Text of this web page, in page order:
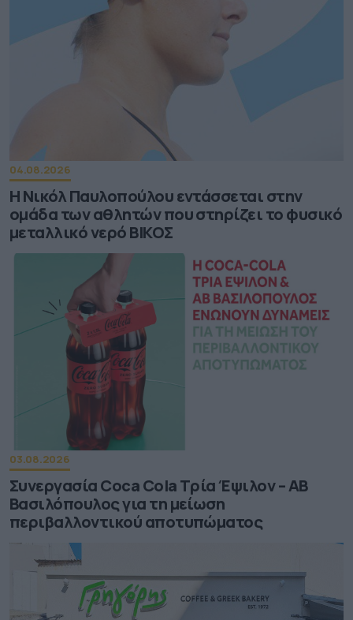
04.08.2026
Η Νικόλ Παυλοπούλου εντάσσεται στην
ομάδα των αθλητών που στηρίζει το φυσικό
μεταλλικό νερό ΒΙΚΟΣ
03.08.2026
Συνεργασία Coca Cola Τρία Έψιλον – ΑΒ
Βασιλόπουλος για τη μείωση
περιβαλλοντικού αποτυπώματος